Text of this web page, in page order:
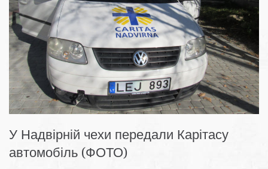
У Надвірній чехи передали Карітасу
автомобіль (ФОТО)